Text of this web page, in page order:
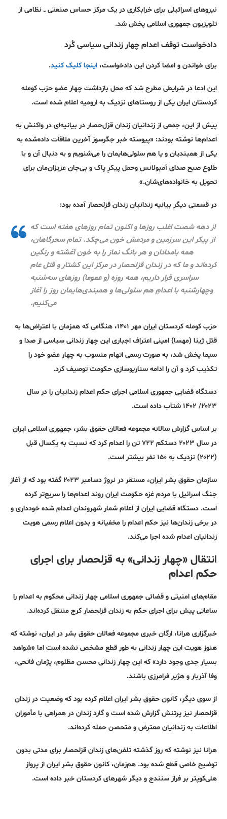
نیروهای اسرائیلی برای خرابکاری در یک مرکز حساس صنعتی ــ نظامی از
تلویزیون جمهوری اسلامی پخش شد.
دادخواست توقف اعدام چهار زندانی سیاسی کُرد
برای خواندن و امضا کردن این دادخواست، اینجا کلیک کنید.
این ادعا در شرایطی مطرح شد که محل بازداشت چهار عضو حزب کومله
کردستان ایران یکی از روستاهای نزدیک به ارومیه اعلام شده است.
پیش از این، جمعی از زندانیان زندان قزل‌حصار در بیانیه‌ای در واکنش به
اعدام‌ها نوشته‌ بودند: «پیوسته خبر جگرسوز آخرین ملاقات داده‌شده به
یکی از همبندیان و یا هم سلولی‌هایمان را می‌شنویم و به دنبال آن و با
طلوع صبح صدای آمبولانس وحمل پیکرِ پاک و بی‌جان عزیزان‌مان برای
تحویل به خانواده‌های‌شان.»
در قسمتی دیگر بیانیه زندانیان زندان قزلحصار آمده بود:
از دهه شصت اغلب روزها و اکنون تمام روزهای هفته است که
از پیکر این سرزمین و مردمش خون می‌چکد. تمام سحرگاهان،
همه بامدادان و هر بانگ نماز را به خون آغشته و رنگین
کرده‌اند و ما که در زندان قزلحصار در مرکز این کشتار و قتل عام
سراسری قرار داریم، همه روزه (و عموما) روزهای سه‌شنبه
وچهارشنبه با اعدامِ هم سلولی‌ها و همبندی‌هایمان روز را آغاز
می‌کنیم.
حزب کومله کردستان ایران مهر ۱۴۰۱، هنگامی که همزمان با اعتراض‌ها به
قتل ژینا (مهسا) امینی اعتراف اجباری این چهار زندانی سیاسی از صدا و
سیما پخش شد، به صورت رسمی اتهام منسوب به چهار عضو خود را
تکذیب کرد و آن را ادامه سناریوسازی حکومت توصیف کرد.
دستگاه قضایی جمهوری اسلامی اجرای حکم اعدام زندانیان را در سال
۲۰۲۳/ ۱۴۰۲ شتاب داده است.
بر اساس گزارش سالانه مجموعه فعالان حقوق بشر، جمهوری اسلامی ایران
در سال ۲۰۲۳ دستکم ۷۲۲ تن را اعدام کرد که نسبت به یکسال قبل
(۲۰۲۲) نزدیک به ۱۵۰ نفر بیشتر است.
سازمان حقوق بشر ایران، مستقر در نروژ دسامبر ۲۰۲۳ گفته بود که از آغاز
جنگ اسرائیل با مردم غزه حکومت ایران روند اعدام‌ها را سریع‌تر کرده
است. دستگاه قضایی ایران از اعلام شمار شهروندان اعدام شده خودداری و
در برخی زندان‌ها نیز حکم اعدام را مخفیانه و بدون اعلام رسمی هویت
زندانیان اعدام شده اجرا می‌کند.
انتقال «چهار زندانی» به قزلحصار برای اجرای
حکم اعدام
مقام‌های امنیتی و قضائی جمهوری اسلامی چهار زندانی محکوم به اعدام را
ساعاتی پیش برای اجرای حکم به زندان قزلحصار کرج منتقل کرده‌اند.
خبرگزاری هرانا، ارگان خبری مجموعه فعالان حقوق بشر در ایران، نوشته که
هنوز هویت این چهار زندانی به طور قطع مشخص نشده است اما «شواهد
بسیار جدی وجود دارد» که این چهار زندانی محسن مظلوم، پژمان فاتحی،
وفا آذربار و هژیر فرامرزی باشند.
از سوی دیگر، کانون حقوق بشر ایران اعلام کرده بود که وضعیت در زندان
قزلحصار نیز پرتنش گزارش شده است و گارد زندان در همراهی با مأموران
اطلاعات به زندانیان معترض و متحصن حمله کرده‌اند.
هرانا نیز نوشته که روز گذشته تلفن‌های زندان قزلحصار برای مدتی بدون
توضیح خاصی قطع شده بود. هم‌زمان، کانون حقوق بشر ایران از پرواز
هلی‌کوپتر بر فراز سنندج و دیگر شهرهای کردستان خبر داده است.